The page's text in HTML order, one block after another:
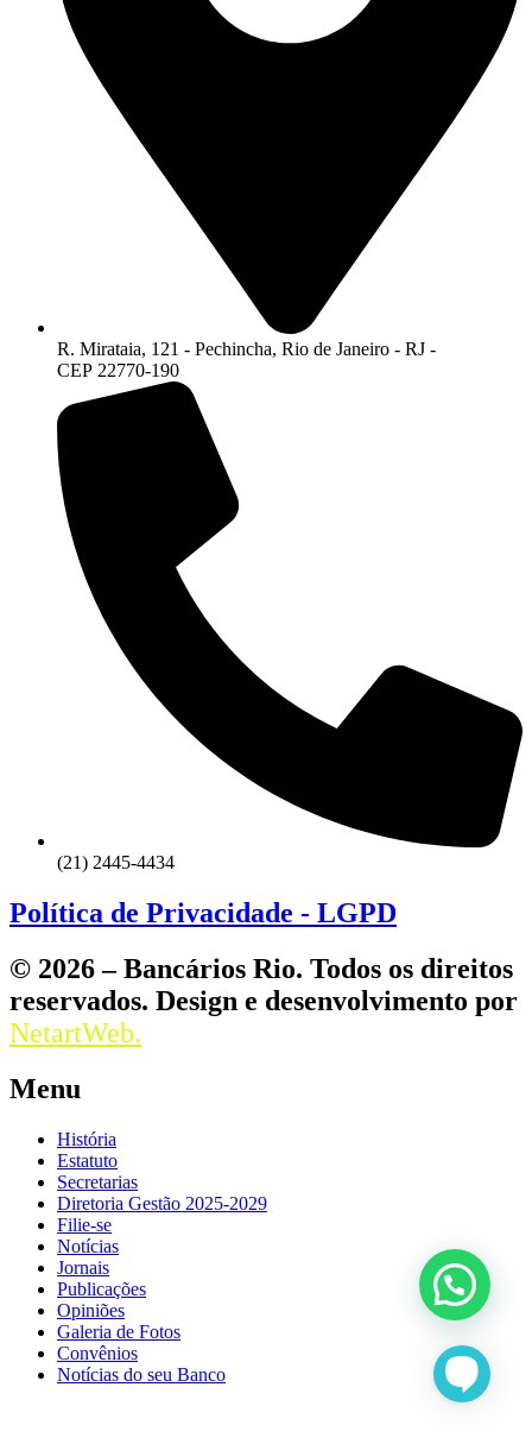
R. Mirataia, 121 - Pechincha, Rio de Janeiro - RJ -
CEP 22770-190
(21) 2445-4434
Política de Privacidade - LGPD
© 2026 – Bancários Rio. Todos os direitos
reservados. Design e desenvolvimento por
NetartWeb.
Menu
História
Estatuto
Secretarias
Diretoria Gestão 2025-2029
Filie-se
Notícias
Jornais
Publicações
Opiniões
Galeria de Fotos
Convênios
Notícias do seu Banco